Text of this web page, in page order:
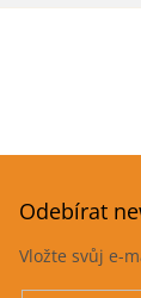
Odebírat
Vložte svůj e-